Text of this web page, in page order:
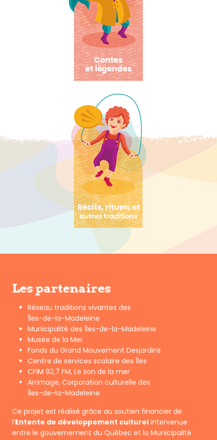
Les partenaires
Réseau traditions vivantes des
Îles-de-la-Madeleine
Municipalité des Îles-de-la-Madeleine
Musée de la Mer
Fonds du Grand Mouvement Desjardins
Centre de services scolaire des Îles
CFIM 92,7 FM, Le son de la mer
Arrimage, Corporation culturelle des
Îles-de-la-Madeleine
Ce projet est réalisé grâce au soutien financier de
l’Entente de développement culturel intervenue
entre le gouvernement du Québec et la Municipalité